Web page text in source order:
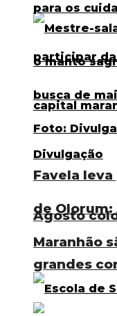
Favela
de Olorum:
Maranhão
Agosto
grandes